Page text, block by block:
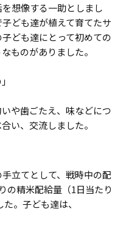
想像する一助としまし
ども達が植えて育てたサ
ども達にとって初めての
ものがありました。
や歯ごたえ、味などにつ
い、交流しました。
立てとして、戦時中の配
の精米配給量（1日当たり
。子ども達は、